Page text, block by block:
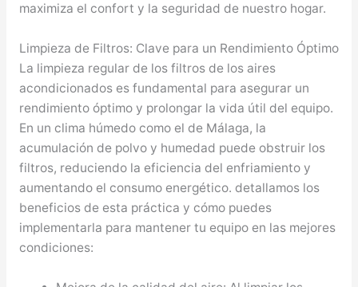
maximiza el confort y la seguridad de nuestro hogar.
Limpieza de Filtros: Clave para un Rendimiento Óptimo
La limpieza regular de los filtros de los aires
acondicionados es fundamental para asegurar un
rendimiento óptimo y prolongar la vida útil del equipo.
En un clima húmedo como el de Málaga, la
acumulación de polvo y humedad puede obstruir los
filtros, reduciendo la eficiencia del enfriamiento y
aumentando el consumo energético. detallamos los
beneficios de esta práctica y cómo puedes
implementarla para mantener tu equipo en las mejores
condiciones: